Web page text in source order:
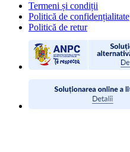
Termeni și condiții
Politică de confidențialitate
Politică de retur